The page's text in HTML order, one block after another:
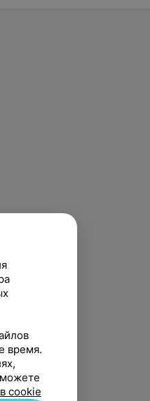
время.
cookie